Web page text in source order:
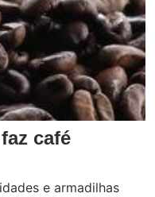
café
e armadilhas